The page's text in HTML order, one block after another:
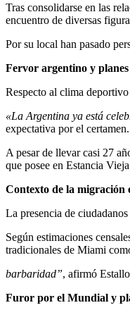
Tras consolidarse en las
encuentro de diversas
Por su local han pasado
Fervor argentino y
Respecto al clima
«La Argentina ya está
expectativa por el certamen.
A pesar de llevar casi 27
que posee en Estancia
Contexto de la migración
La presencia de
Según estimaciones
tradicionales de Miami
barbaridad”, afirmó
Furor por el Mundial y